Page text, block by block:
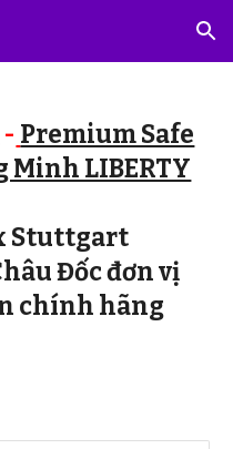
Skip to navigation
- Premium Safe
Minh LIBERTY
Stuttgart
Đốc đơn vị
chính hãng